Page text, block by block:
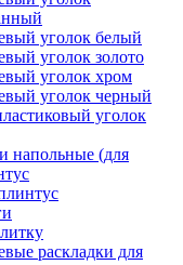
уголок белый
уголок золото
уголок хром
уголок черный
уголок
напольные (для
раскладки для